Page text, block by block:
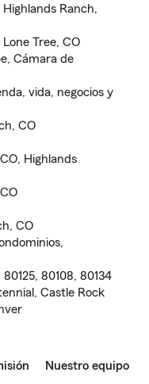
Ranch,
Tree, CO
Cámara de
vida, negocios y
CO
Highlands
CO
80125, 80108, 80134
Castle Rock
Nuestro equipo